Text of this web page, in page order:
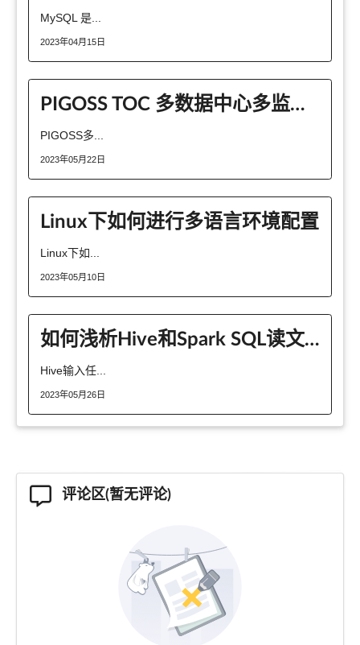
MySQL 是...
2023年04月15日
PIGOSS TOC 多数据中心多监控工具的运维的解决方案是什么
PIGOSS多...
2023年05月22日
Linux下如何进行多语言环境配置
Linux下如...
2023年05月10日
如何浅析Hive和Spark SQL读文件时的输入任务划分
Hive输入任...
2023年05月26日
评论区(暂无评论)